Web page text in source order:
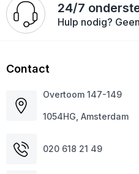
24/7
Hulp nodig?
Contact
Overtoom 147-149
1054HG, Amsterdam
020 618 21 49